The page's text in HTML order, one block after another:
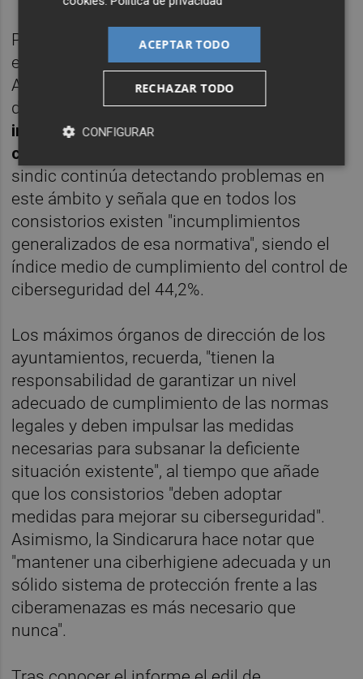
Por encima de la media -lo cual no implica
encontrarse en el nivel óptimo- se sitúa el
Ayuntamiento enel registro de actividades
de los usuarios y su monitoreo, en el
inventario del software
cumplimiento de la legalidad
sindic continúa detectando problemas en
este ámbito y señala que en todos los
consistorios existen "incumplimientos
generalizados de esa normativa", siendo el
índice medio de cumplimiento del control de
ciberseguridad del 44,2%.
Los máximos órganos de dirección de los
ayuntamientos, recuerda, "tienen la
responsabilidad de garantizar un nivel
adecuado de cumplimiento de las normas
legales y deben impulsar las medidas
necesarias para subsanar la deficiente
situación existente", al tiempo que añade
que los consistorios "deben adoptar
medidas para mejorar su ciberseguridad".
Asimismo, la Sindicarura hace notar que
"mantener una ciberhigiene adecuada y un
sólido sistema de protección frente a las
ciberamenazas es más necesario que
nunca".
ACEPTAR TODO
RECHAZAR TODO
CONFIGURAR